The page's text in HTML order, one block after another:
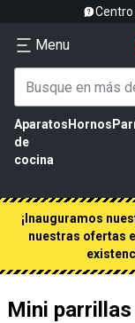
Menu
Aparatos
de
cocina
Hornos
¡Inauguramos
nuestras ofertas
Mini